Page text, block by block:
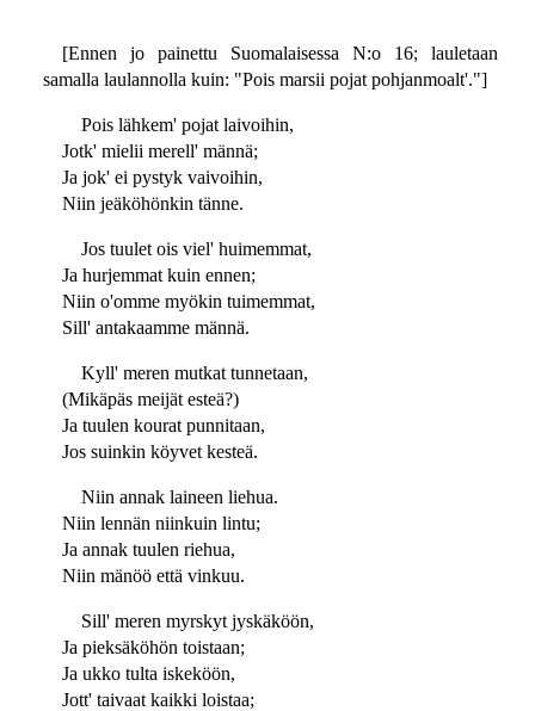
[Ennen jo painettu Suomalaisessa N:o 16; lauletaan
samalla laulannolla kuin: "Pois marsii pojat pohjanmoalt'."]
Pois lähkem' pojat laivoihin,
Jotk' mielii merell' männä;
Ja jok' ei pystyk vaivoihin,
Niin jeäköhönkin tänne.
Jos tuulet ois viel' huimemmat,
Ja hurjemmat kuin ennen;
Niin o'omme myökin tuimemmat,
Sill' antakaamme männä.
Kyll' meren mutkat tunnetaan,
(Mikäpäs meijät esteä?)
Ja tuulen kourat punnitaan,
Jos suinkin köyvet kesteä.
Niin annak laineen liehua.
Niin lennän niinkuin lintu;
Ja annak tuulen riehua,
Niin mänöö että vinkuu.
Sill' meren myrskyt jyskäköön,
Ja pieksäköhön toistaan;
Ja ukko tulta iskeköön,
Jott' taivaat kaikki loistaa;